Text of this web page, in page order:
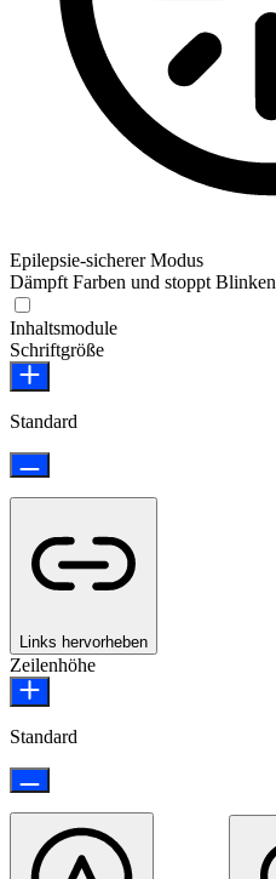
Epilepsie-sicherer Modus
Dämpft Farben und stoppt Blinken
Inhaltsmodule
Schriftgröße
Standard
Links hervorheben
Zeilenhöhe
Standard